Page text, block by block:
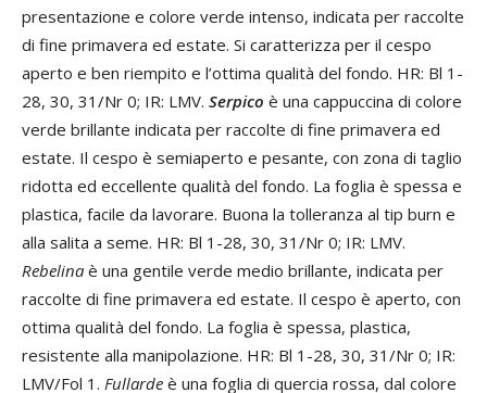
presentazione e colore verde intenso, indicata per raccolte
di fine primavera ed estate. Si caratterizza per il cespo
aperto e ben riempito e l’ottima qualità del fondo. HR: Bl 1-
28, 30, 31/Nr 0; IR: LMV. Serpico è una cappuccina di colore
verde brillante indicata per raccolte di fine primavera ed
estate. Il cespo è semiaperto e pesante, con zona di taglio
ridotta ed eccellente qualità del fondo. La foglia è spessa e
plastica, facile da lavorare. Buona la tolleranza al tip burn e
alla salita a seme. HR: Bl 1-28, 30, 31/Nr 0; IR: LMV.
Rebelina è una gentile verde medio brillante, indicata per
raccolte di fine primavera ed estate. Il cespo è aperto, con
ottima qualità del fondo. La foglia è spessa, plastica,
resistente alla manipolazione. HR: Bl 1-28, 30, 31/Nr 0; IR:
LMV/Fol 1. Fullarde è una foglia di quercia rossa, dal colore